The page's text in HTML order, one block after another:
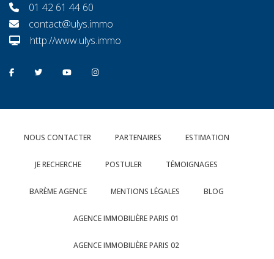
01 42 61 44 60
contact@ulys.immo
http://www.ulys.immo
NOUS CONTACTER PARTENAIRES ESTIMATION
JE RECHERCHE POSTULER TÉMOIGNAGES
BARÈME AGENCE MENTIONS LÉGALES BLOG
AGENCE IMMOBILIÈRE PARIS 01
AGENCE IMMOBILIÈRE PARIS 02